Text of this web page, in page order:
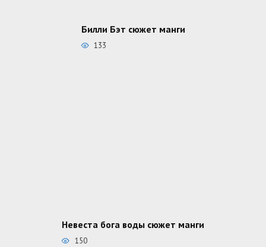
Билли Бэт сюжет манги
133
Невеста бога воды сюжет манги
150